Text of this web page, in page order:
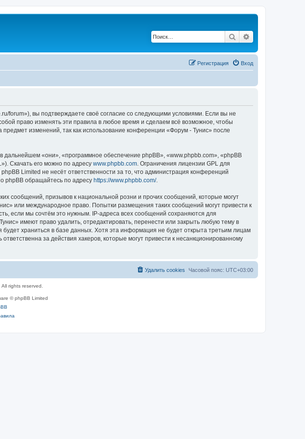
Поиск
Вход
Регистрация
вы подтверждаете своё согласие со следующими условиями. Если вы не
право изменять эти правила в любое время и сделаем всё возможное, чтобы
изменений, так как использование конференции «Форум - Тунис» после
«они», «программное обеспечение phpBB», «www.phpbb.com», «phpBB
Скачать его можно по адресу www.phpbb.com . Ограничения лицензии GPL для
Limited не несёт ответственности за то, что администрация конференций
phpBB обращайтесь по адресу https://www.phpbb.com/.
сообщений, призывов к национальной розни и прочих сообщений, которые могут
или международное право. Попытки размещения таких сообщений могут привести к
если мы сочтём это нужным. IP-адреса всех сообщений сохраняются для
имеют право удалить, отредактировать, перенести или закрыть любую тему в
храниться в базе данных. Хотя эта информация не будет открыта третьим лицам
за действия хакеров, которые могут привести к несанкционированному
Часовой пояс: UTC+03:00
Удалить cookies
rights reserved.
© phpBB Limited